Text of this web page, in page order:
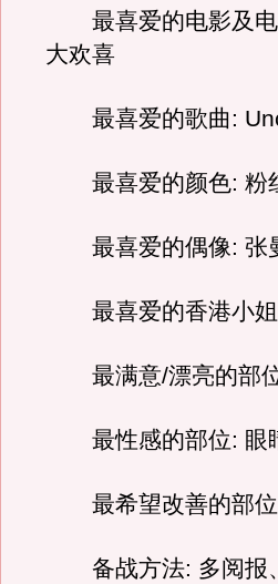
最喜爱的电影及电
大欢喜
最喜爱的歌曲:
最喜爱的颜色: 粉
最喜爱的偶像: 张
最喜爱的香港小姐:
最满意/漂亮的部
最性感的部位: 眼
最希望改善的部位
备战方法: 多阅报